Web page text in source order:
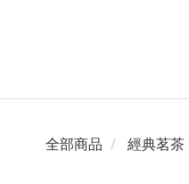
全部商品 經典茗茶